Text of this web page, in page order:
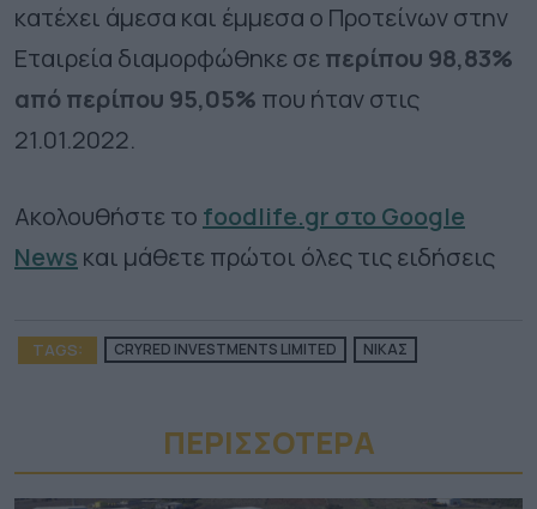
κατέχει άμεσα και έμμεσα ο Προτείνων στην
Εταιρεία διαμορφώθηκε σεπερίπου 98,83%
από περίπου 95,05% που ήταν στις
21.01.2022.
Ακολουθήστε το foodlife.gr στο Google
News και μάθετε πρώτοι όλες τις ειδήσεις
TAGS: CRYRED INVESTMENTS LIMITED ΝΙΚΑΣ
ΠΕΡΙΣΣΟΤΕΡA